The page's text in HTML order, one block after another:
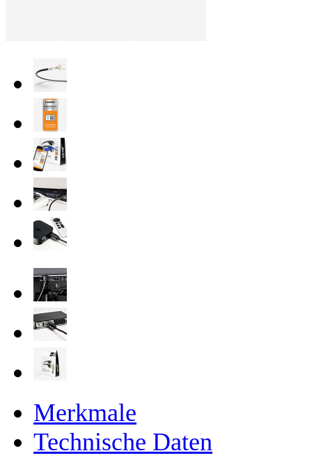
Merkmale
Technische Daten